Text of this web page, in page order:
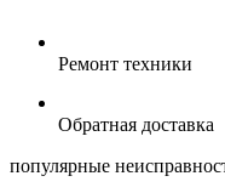
Ремонт техники
Обратная доставка
популярные